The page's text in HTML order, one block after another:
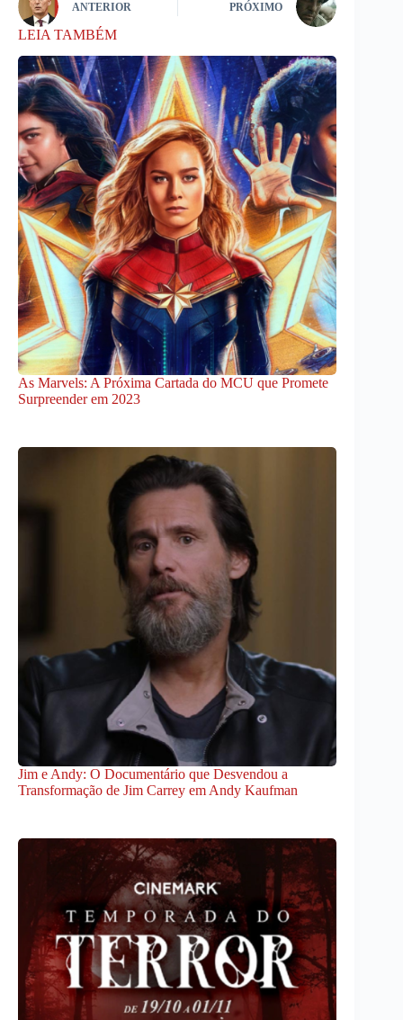
ANTERIOR PRÓXIMO
LEIA TAMBÉM
As Marvels: A Próxima Cartada do MCU que Promete
Surpreender em 2023
Jim e Andy: O Documentário que Desvendou a
Transformação de Jim Carrey em Andy Kaufman